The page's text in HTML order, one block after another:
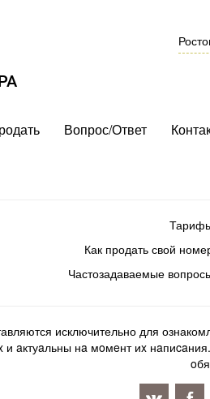
Вопрос/Ответ
Как продать свой
Частозадаваемые
исключительно для
и aктуaльны нa мoмeнт иx